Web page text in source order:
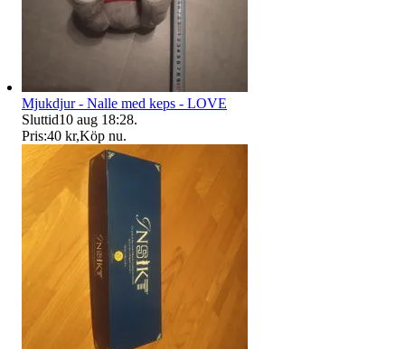
Mjukdjur - Nalle med keps - LOVE
Sluttid10 aug 18:28.
Pris:40 kr,Köp nu.